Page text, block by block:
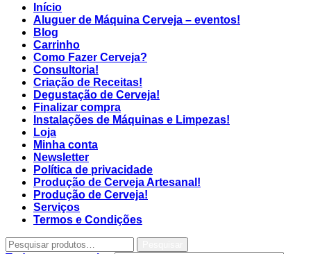
Início
Aluguer de Máquina Cerveja – eventos!
Blog
Carrinho
Como Fazer Cerveja?
Consultoria!
Criação de Receitas!
Degustação de Cerveja!
Finalizar compra
Instalações de Máquinas e Limpezas!
Loja
Minha conta
Newsletter
Política de privacidade
Produção de Cerveja Artesanal!
Produção de Cerveja!
Serviços
Termos e Condições